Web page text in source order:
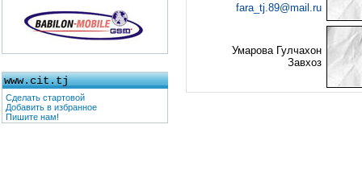
www.cit.tj
Сделать стартовой
Добавить в избранное
Пишите нам!
fara_tj.89@mail.ru
Умарова Гулчахон
Завхоз